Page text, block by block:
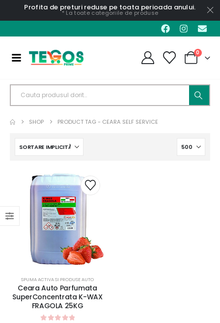
Profita de preturi reduse pe toata perioada anului.
* La toate categoriile de produse
0
SHOP PRODUCT TAG - CEARA SELF SERVICE
SPUMA ACTIVA SI PRODUSE AUTO
Ceara Auto Parfumata
SuperConcentrata K-WAX
FRAGOLA 25KG